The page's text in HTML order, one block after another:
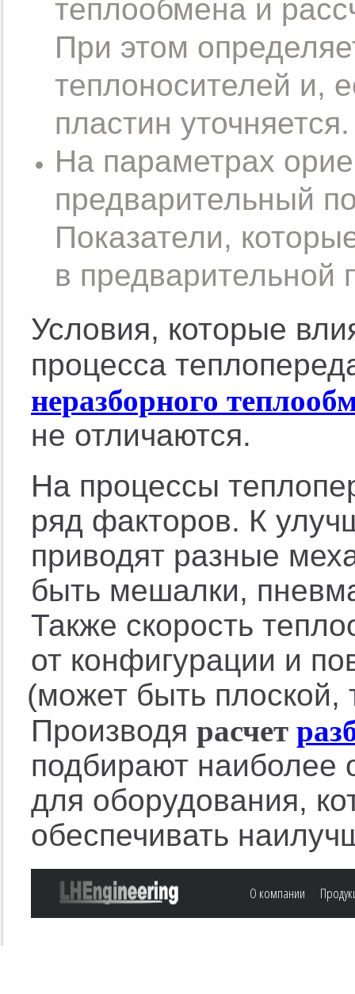
теплообмена и
При этом
теплоносителей и,
пластин уточняется.
На параметрах
предварительный
Показатели,
в предварительной
Условия, которые
процесса
неразборного
не отличаются.
На процессы
ряд факторов. К
приводят разные
быть мешалки,
Также скорость
от конфигурации и
(может быть плоской,
Производя расчет
подбирают наиболее
для оборудования,
обеспечивать
О компании